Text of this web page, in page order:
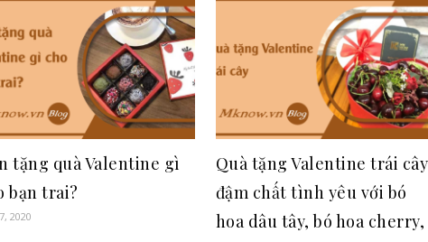
tặng quà Valentine gì
bạn trai?
2020
Quà tặng Valentine trái cây
đậm chất tình yêu với bó
hoa dâu tây, bó hoa cherry,